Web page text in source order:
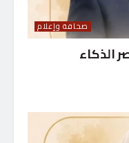
صحافة وإعلام
الذكاء